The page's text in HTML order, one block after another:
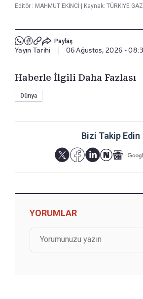
Editör : MAHMUT EKİNCİ | Kaynak: TÜRKİYE
Paylaş
Yayın Tarihi | 06 Ağustos, 2026 -
Haberle İlgili Daha Fazlası
Dünya
Bizi Takip Edin
YORUMLAR